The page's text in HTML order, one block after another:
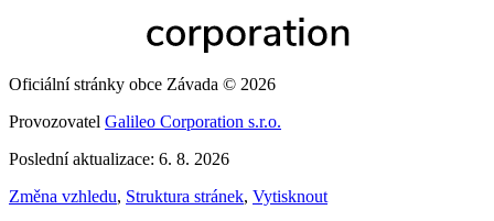
Oficiální stránky obce Závada © 2026
Provozovatel Galileo Corporation s.r.o.
Poslední aktualizace: 6. 8. 2026
Změna vzhledu, Struktura stránek, Vytisknout